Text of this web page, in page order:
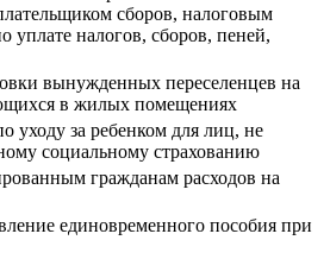
сборов, налоговым
уплате налогов, сборов, пеней,
вынужденных переселенцев на
в жилых помещениях
уходу за ребенком для лиц, не
социальному страхованию
гражданам расходов на
единовременного пособия при